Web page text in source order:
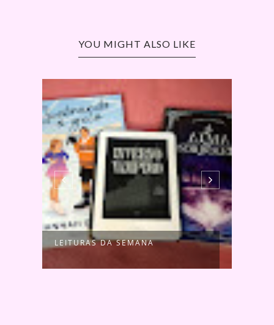
YOU MIGHT ALSO LIKE
LEITURAS DA SEMANA